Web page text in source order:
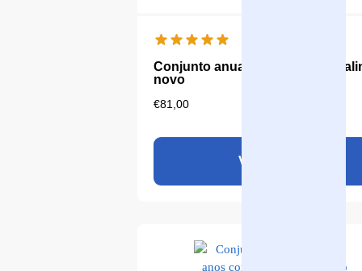
Conjunto anual Aqualine 18
novo
€81,00
Ver produto